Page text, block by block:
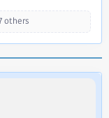
others